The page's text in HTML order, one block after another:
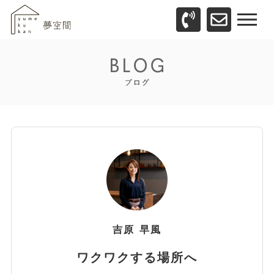
吉原 早風
ワクワクする場所へ